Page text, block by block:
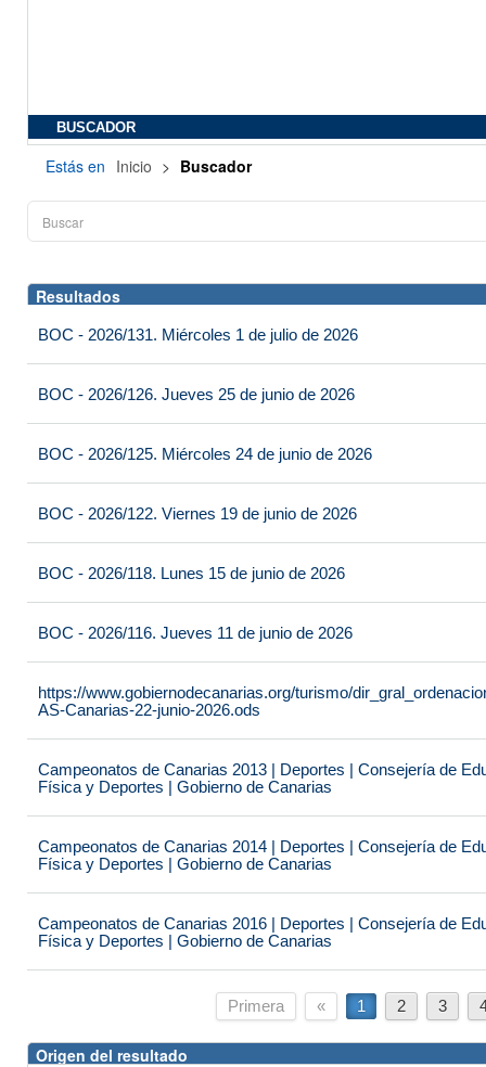
BUSCADOR
Estás en Inicio > Buscador
Resultados
BOC - 2026/131. Miércoles 1 de julio de 2026
BOC - 2026/126. Jueves 25 de junio de 2026
BOC - 2026/125. Miércoles 24 de junio de 2026
BOC - 2026/122. Viernes 19 de junio de 2026
BOC - 2026/118. Lunes 15 de junio de 2026
BOC - 2026/116. Jueves 11 de junio de 2026
https://www.gobiernodecanarias.org/turismo/
AS-Canarias-22-junio-2026.ods
Campeonatos de Canarias 2013 | Deportes | Consejería de
Física y Deportes | Gobierno de Canarias
Campeonatos de Canarias 2014 | Deportes | Consejería de
Física y Deportes | Gobierno de Canarias
Campeonatos de Canarias 2016 | Deportes | Consejería de
Física y Deportes | Gobierno de Canarias
Primera « 1 2 3
Origen del resultado